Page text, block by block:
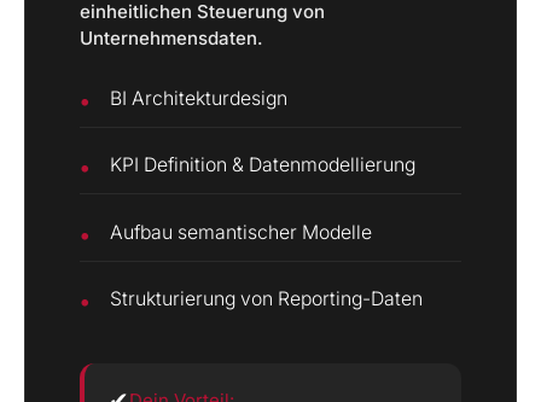
einheitlichen Steuerung von
Unternehmensdaten.
BI Architekturdesign
KPI Definition & Datenmodellierung
Aufbau semantischer Modelle
Strukturierung von Reporting-Daten